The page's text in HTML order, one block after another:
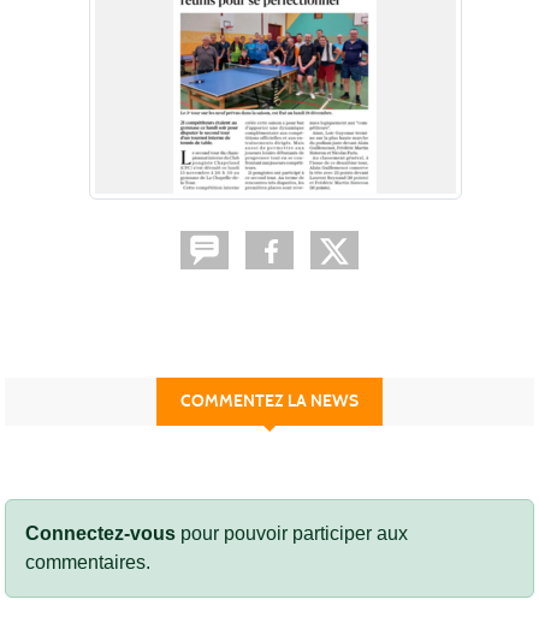
COMMENTEZ LA NEWS
Connectez-vous pour pouvoir participer aux
commentaires.